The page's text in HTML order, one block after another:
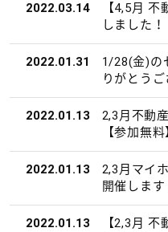
2022.03.14
【4,5月
しました！
2022.01.31
1/28(金)の
りがとうご
2022.01.13
2,3月不動
【参加無料
2022.01.13
2,3月マイ
開催します
2022.01.13
【2,3月